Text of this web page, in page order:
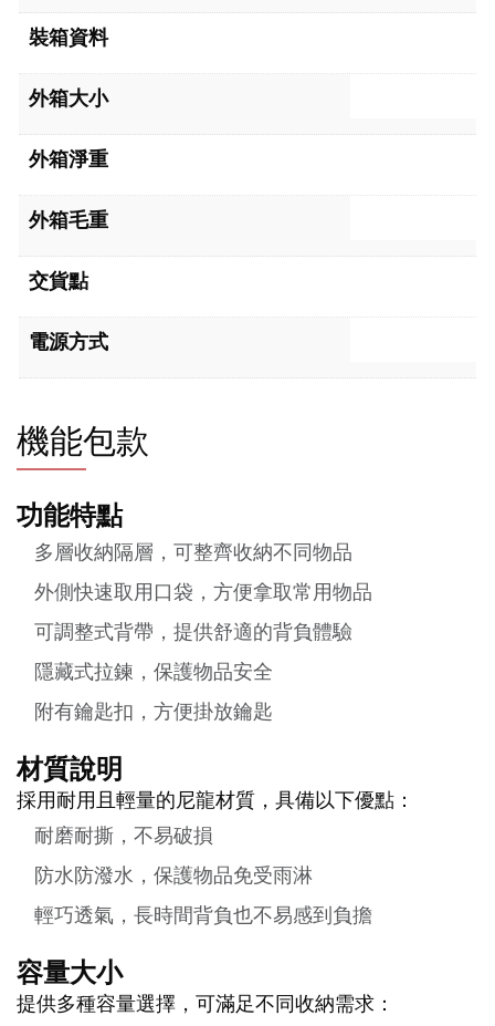
裝箱資料
外箱大小
外箱淨重
外箱毛重
交貨點
電源方式
機能包款
功能特點
多層收納隔層，可整齊收納不同物品
外側快速取用口袋，方便拿取常用物品
可調整式背帶，提供舒適的背負體驗
隱藏式拉鍊，保護物品安全
附有鑰匙扣，方便掛放鑰匙
材質說明
採用耐用且輕量的尼龍材質，具備以下優點：
耐磨耐撕，不易破損
防水防潑水，保護物品免受雨淋
輕巧透氣，長時間背負也不易感到負擔
容量大小
提供多種容量選擇，可滿足不同收納需求：